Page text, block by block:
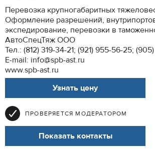
Перевозка крупногабаритных
Оформление разрешений,
экспедирование, перевозки в
АвтоСпецТяж ООО
Тел.: (812) 319-34-21; (921) 955-56-25;
E-mail: info@spb-ast.ru
www.spb-ast.ru
Узнать цену
ПРОВЕРЯЕТСЯ МОДЕРАТОРОМ
Показать контакты